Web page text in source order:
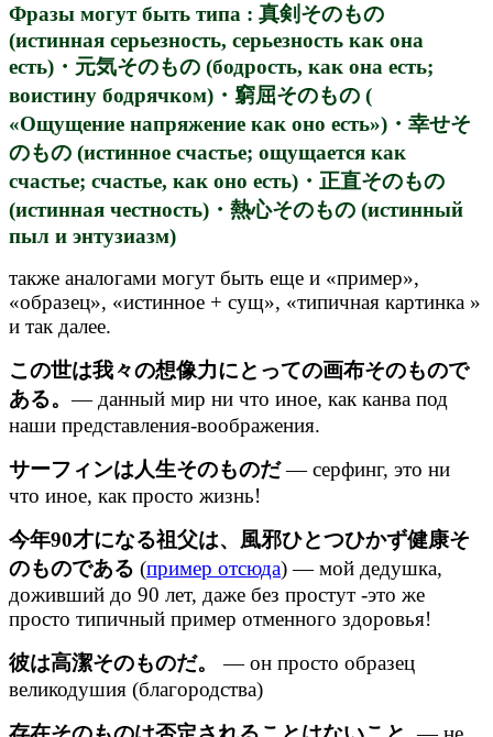
Фразы могут быть типа : 真剣そのもの
(истинная серьезность, серьезность как она
есть)・元気そのもの (бодрость, как она есть;
воистину бодрячком)・窮屈そのもの (
«Ощущение напряжение как оно есть»)・幸せそ
のもの (истинное счастье; ощущается как
счастье; счастье, как оно есть)・正直そのもの
(истинная честность)・熱心そのもの (истинный
пыл и энтузиазм)
также аналогами могут быть еще и «пример»,
«образец», «истинное + сущ», «типичная картинка »
и так далее.
この世は我々の想像力にとっての画布そのもので
ある。— данный мир ни что иное, как канва под
наши представления-воображения.
サーフィンは人生そのものだ— серфинг, это ни
что иное, как просто жизнь!
今年90才になる祖父は、風邪ひとつひかず健康そ
のものである (пример отсюда) — мой дедушка,
доживший до 90 лет, даже без простут -это же
просто типичный пример отменного здоровья!
彼は高潔そのものだ。
— он просто образец
великодушия (благородства)